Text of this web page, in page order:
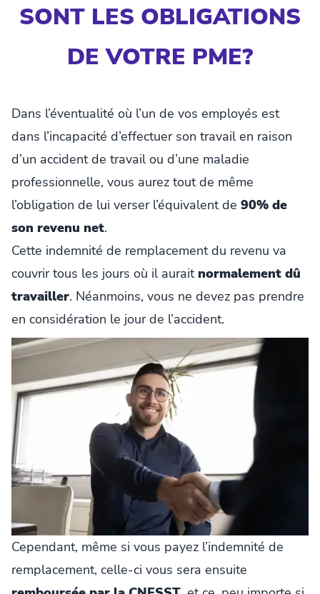
SONT LES OBLIGATIONS
DE VOTRE PME?
Dans l’éventualité où l’un de vos employés est
dans l’incapacité d’effectuer son travail en raison
d’un accident de travail ou d’une maladie
professionnelle, vous aurez tout de même
l’obligation de lui verser l’équivalent de 90% de
son revenu net.
Cette indemnité de remplacement du revenu va
couvrir tous les jours où il aurait normalement dû
travailler. Néanmoins, vous ne devez pas prendre
en considération le jour de l’accident.
Cependant, même si vous payez l’indemnité de
remplacement, celle-ci vous sera ensuite